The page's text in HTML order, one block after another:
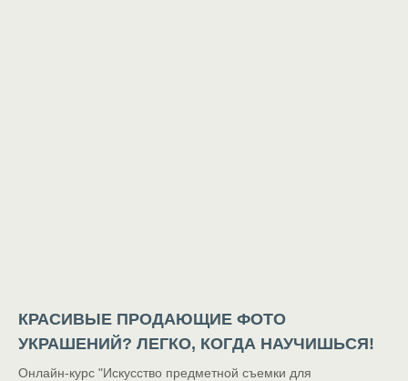
КРАСИВЫЕ ПРОДАЮЩИЕ ФОТО
УКРАШЕНИЙ? ЛЕГКО, КОГДА НАУЧИШЬСЯ!
Онлайн-курс "Искусство предметной съемки для